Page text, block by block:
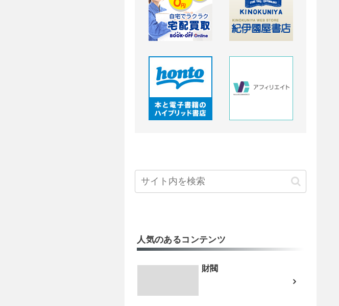
人気のあるコンテンツ
財閥